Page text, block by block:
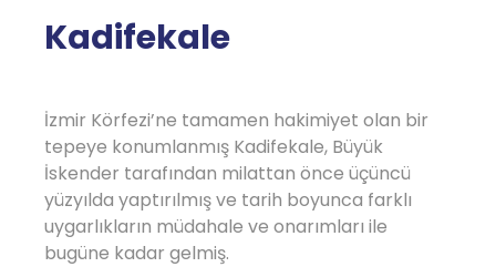
Kadifekale
İzmir Körfezi’ne tamamen hakimiyet olan bir
tepeye konumlanmış Kadifekale, Büyük
İskender tarafından milattan önce üçüncü
yüzyılda yaptırılmış ve tarih boyunca farklı
uygarlıkların müdahale ve onarımları ile
bugüne kadar gelmiş.